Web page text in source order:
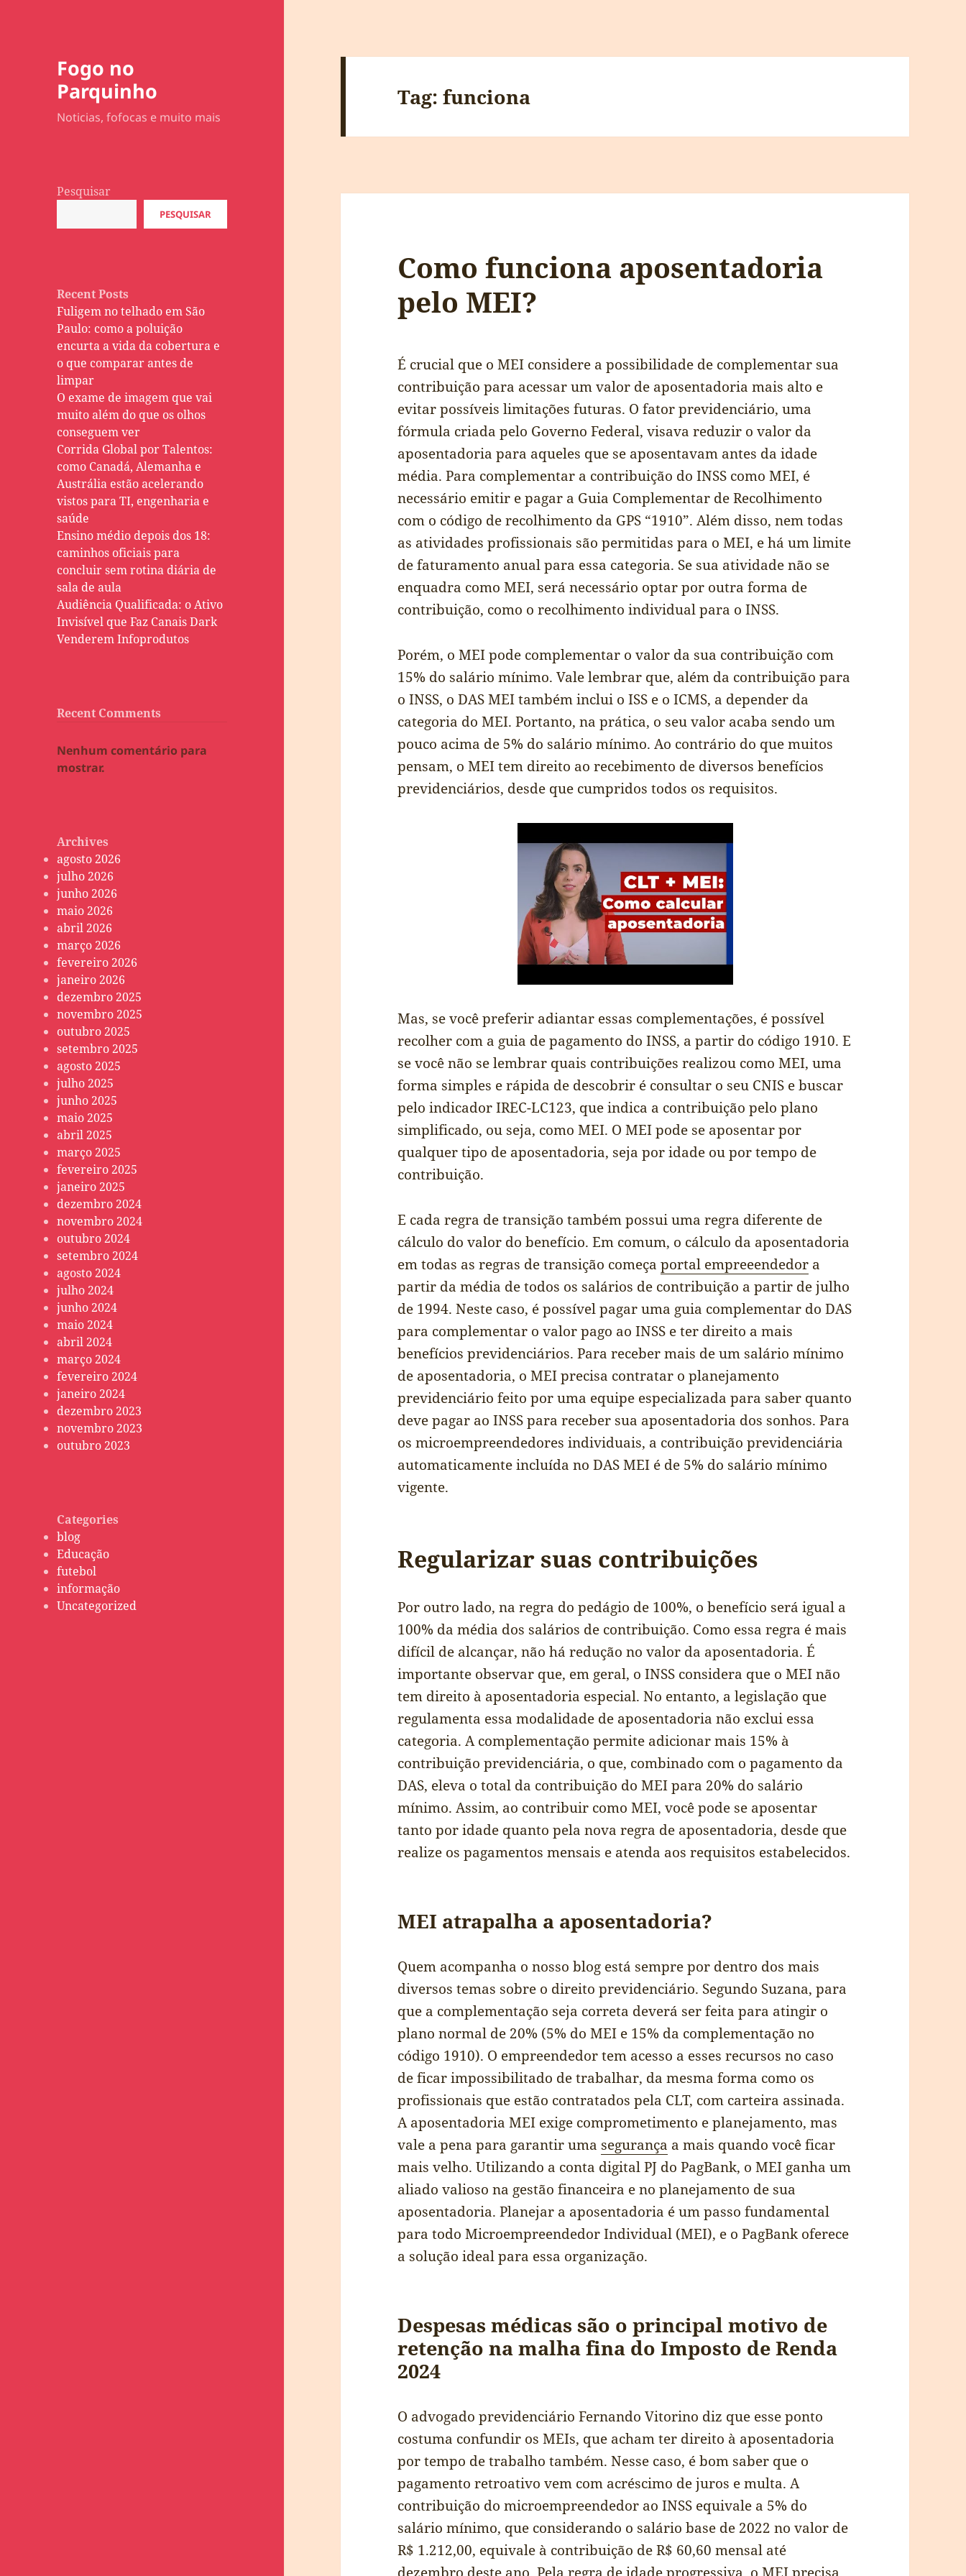
Fogo no
Parquinho
Noticias, fofocas e muito mais
Pesquisar
PESQUISAR
Recent Posts
Fuligem no telhado em São
Paulo: como a poluição
encurta a vida da cobertura e
o que comparar antes de
limpar
O exame de imagem que vai
muito além do que os olhos
conseguem ver
Corrida Global por Talentos:
como Canadá, Alemanha e
Austrália estão acelerando
vistos para TI, engenharia e
saúde
Ensino médio depois dos 18:
caminhos oficiais para
concluir sem rotina diária de
sala de aula
Audiência Qualificada: o Ativo
Invisível que Faz Canais Dark
Venderem Infoprodutos
Recent Comments
Nenhum comentário para
mostrar.
Archives
agosto 2026
julho 2026
junho 2026
maio 2026
abril 2026
março 2026
fevereiro 2026
janeiro 2026
dezembro 2025
novembro 2025
outubro 2025
setembro 2025
agosto 2025
julho 2025
junho 2025
maio 2025
abril 2025
março 2025
fevereiro 2025
janeiro 2025
dezembro 2024
novembro 2024
outubro 2024
setembro 2024
agosto 2024
julho 2024
junho 2024
maio 2024
abril 2024
março 2024
fevereiro 2024
janeiro 2024
dezembro 2023
novembro 2023
outubro 2023
Categories
blog
Educação
futebol
informação
Uncategorized
Tag:funciona
Como funciona aposentadoria
pelo MEI?
É crucial que o MEI considere a possibilidade de complementar sua
contribuição para acessar um valor de aposentadoria mais alto e
evitar possíveis limitações futuras. O fator previdenciário, uma
fórmula criada pelo Governo Federal, visava reduzir o valor da
aposentadoria para aqueles que se aposentavam antes da idade
média. Para complementar a contribuição do INSS como MEI, é
necessário emitir e pagar a Guia Complementar de Recolhimento
com o código de recolhimento da GPS “1910”. Além disso, nem todas
as atividades profissionais são permitidas para o MEI, e há um limite
de faturamento anual para essa categoria. Se sua atividade não se
enquadra como MEI, será necessário optar por outra forma de
contribuição, como o recolhimento individual para o INSS.
Porém, o MEI pode complementar o valor da sua contribuição com
15% do salário mínimo. Vale lembrar que, além da contribuição para
o INSS, o DAS MEI também inclui o ISS e o ICMS, a depender da
categoria do MEI. Portanto, na prática, o seu valor acaba sendo um
pouco acima de 5% do salário mínimo. Ao contrário do que muitos
pensam, o MEI tem direito ao recebimento de diversos benefícios
previdenciários, desde que cumpridos todos os requisitos.
Mas, se você preferir adiantar essas complementações, é possível
recolher com a guia de pagamento do INSS, a partir do código 1910. E
se você não se lembrar quais contribuições realizou como MEI, uma
forma simples e rápida de descobrir é consultar o seu CNIS e buscar
pelo indicador IREC-LC123, que indica a contribuição pelo plano
simplificado, ou seja, como MEI. O MEI pode se aposentar por
qualquer tipo de aposentadoria, seja por idade ou por tempo de
contribuição.
E cada regra de transição também possui uma regra diferente de
cálculo do valor do benefício. Em comum, o cálculo da aposentadoria
em todas as regras de transição começaportal empreeendedor a
partir da média de todos os salários de contribuição a partir de julho
de 1994. Neste caso, é possível pagar uma guia complementar do DAS
para complementar o valor pago ao INSS e ter direito a mais
benefícios previdenciários. Para receber mais de um salário mínimo
de aposentadoria, o MEI precisa contratar o planejamento
previdenciário feito por uma equipe especializada para saber quanto
deve pagar ao INSS para receber sua aposentadoria dos sonhos. Para
os microempreendedores individuais, a contribuição previdenciária
automaticamente incluída no DAS MEI é de 5% do salário mínimo
vigente.
Regularizar suas contribuições
Por outro lado, na regra do pedágio de 100%, o benefício será igual a
100% da média dos salários de contribuição. Como essa regra é mais
difícil de alcançar, não há redução no valor da aposentadoria. É
importante observar que, em geral, o INSS considera que o MEI não
tem direito à aposentadoria especial. No entanto, a legislação que
regulamenta essa modalidade de aposentadoria não exclui essa
categoria. A complementação permite adicionar mais 15% à
contribuição previdenciária, o que, combinado com o pagamento da
DAS, eleva o total da contribuição do MEI para 20% do salário
mínimo. Assim, ao contribuir como MEI, você pode se aposentar
tanto por idade quanto pela nova regra de aposentadoria, desde que
realize os pagamentos mensais e atenda aos requisitos estabelecidos.
MEI atrapalha a aposentadoria?
Quem acompanha o nosso blog está sempre por dentro dos mais
diversos temas sobre o direito previdenciário. Segundo Suzana, para
que a complementação seja correta deverá ser feita para atingir o
plano normal de 20% (5% do MEI e 15% da complementação no
código 1910). O empreendedor tem acesso a esses recursos no caso
de ficar impossibilitado de trabalhar, da mesma forma como os
profissionais que estão contratados pela CLT, com carteira assinada.
A aposentadoria MEI exige comprometimento e planejamento, mas
vale a pena para garantir uma segurança a mais quando você ficar
mais velho. Utilizando a conta digital PJ do PagBank, o MEI ganha um
aliado valioso na gestão financeira e no planejamento de sua
aposentadoria. Planejar a aposentadoria é um passo fundamental
para todo Microempreendedor Individual (MEI), e o PagBank oferece
a solução ideal para essa organização.
Despesas médicas são o principal motivo de
retenção na malha fina do Imposto de Renda
2024
O advogado previdenciário Fernando Vitorino diz que esse ponto
costuma confundir os MEIs, que acham ter direito à aposentadoria
por tempo de trabalho também. Nesse caso, é bom saber que o
pagamento retroativo vem com acréscimo de juros e multa. A
contribuição do microempreendedor ao INSS equivale a 5% do
salário mínimo, que considerando o salário base de 2022 no valor de
R$ 1.212,00, equivale à contribuição de R$ 60,60 mensal até